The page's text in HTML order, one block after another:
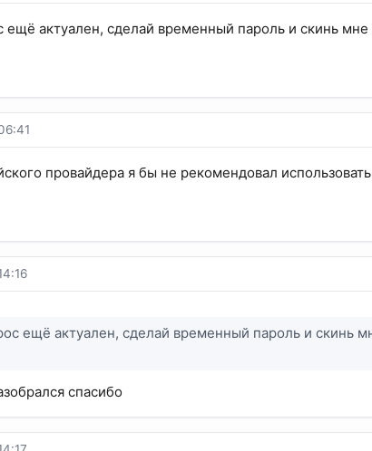
ещё актуален, сделай временный пароль и скинь
провайдера я бы не рекомендовал
ещё актуален, сделай временный пароль и скинь
спасибо